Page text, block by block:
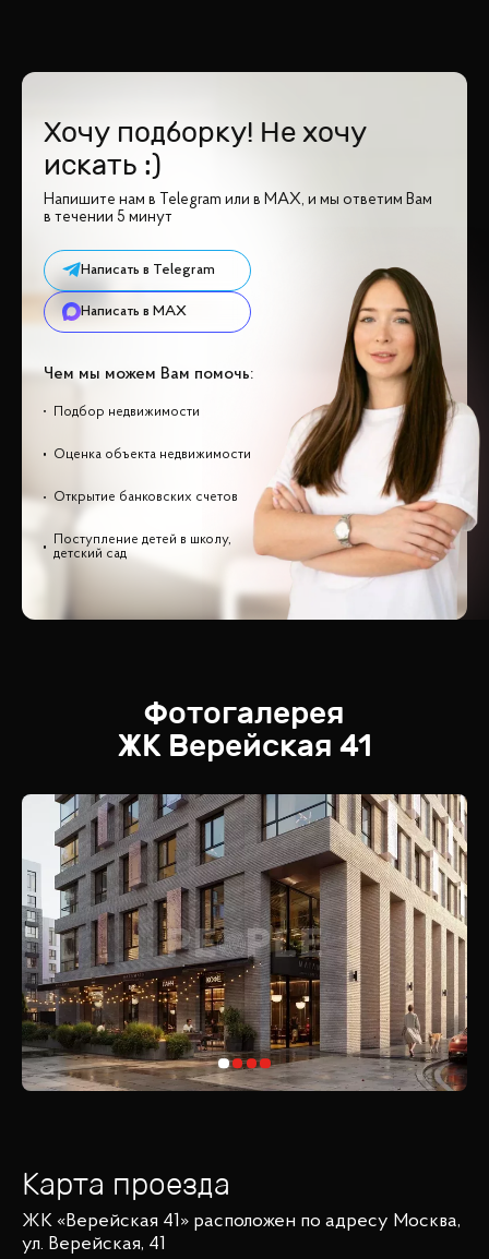
Хочу подборку! Не хочу
искать :)
Напишите нам в Telegram или в MAX, и мы ответим Вам
в течении 5 минут
Написать в Telegram
Написать в MAX
Чем мы можем Вам помочь:
Подбор недвижимости
Оценка объекта недвижимости
Открытие банковских счетов
Поступление детей в школу,
детский сад
Фотогалерея
ЖК Верейская 41
Карта проезда
ЖК «Верейская 41» расположен по адресу Москва,
ул. Верейская, 41